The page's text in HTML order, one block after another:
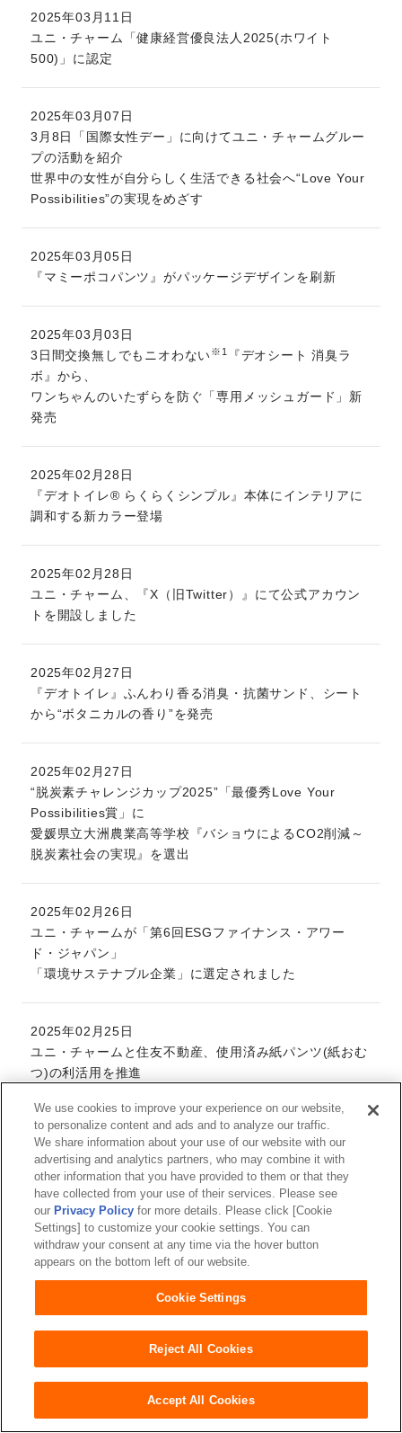
2025年03月11日
ユニ・チャーム「健康経営優良法人2025(ホワイト
500)」に認定
2025年03月07日
3月8日「国際女性デー」に向けてユニ・チャームグルー
プの活動を紹介
世界中の女性が自分らしく生活できる社会へ“Love Your
Possibilities”の実現をめざす
2025年03月05日
『マミーポコパンツ』がパッケージデザインを刷新
2025年03月03日
3日間交換無しでもニオわない※1
『デオシート 消臭ラ
ボ』から、
ワンちゃんのいたずらを防ぐ「専用メッシュガード」新
発売
2025年02月28日
『デオトイレ® らくらくシンプル』本体にインテリアに
調和する新カラー登場
2025年02月28日
ユニ・チャーム、『X（旧Twitter）』にて公式アカウン
トを開設しました
2025年02月27日
『デオトイレ』ふんわり香る消臭・抗菌サンド、シート
から“ボタニカルの香り”を発売
2025年02月27日
“脱炭素チャレンジカップ2025”「最優秀Love Your
Possibilities賞」に
愛媛県立大洲農業高等学校『バショウによるCO2削減～
脱炭素社会の実現』を選出
2025年02月26日
ユニ・チャームが「第6回ESGファイナンス・アワー
ド・ジャパン」
「環境サステナブル企業」に選定されました
2025年02月25日
ユニ・チャームと住友不動産、使用済み紙パンツ(紙おむ
つ)の利活用を推進
ィスビルに導入
2025年02月21日
3種類のおいしさを一度に味わえる猫用ドライおやつ
「銀のスプーン かつお節チップinクッキー」新発売
2025年02月21日
適切なサイズ選びと正しいマスクの装着で花粉・微小粒
子の遮断効果を検証
2025年02月21日
We use cookies to improve your experience on our website,
to personalize content and ads and to analyze our traffic.
We share information about your use of our website with our
advertising and analytics partners, who may combine it with
other information that you have provided to them or that they
have collected from your use of their services. Please see
our Privacy Policy for more details. Please click [Cookie
Settings] to customize your cookie settings. You can
withdraw your consent at any time via the hover button
appears on the bottom left of our website.
Cookie Settings
Reject All Cookies
Accept All Cookies